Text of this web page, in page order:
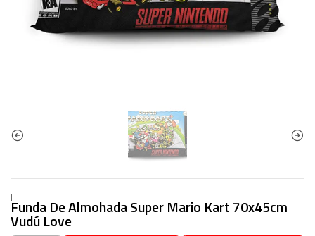
|
Funda De Almohada Super Mario Kart 70x45cm
Vudú Love